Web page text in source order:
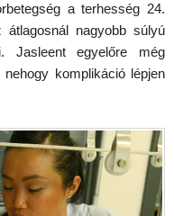
a terhesség 24.
nagyobb súlyú
Jasleent egyelőre még
komplikáció lépjen